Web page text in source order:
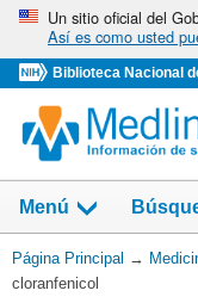
Omita
vaya
al
Contenido
Un sitio oficial del
Así es como usted
Biblioteca Nacional
Menú
campo
de
Usted
está
Página Principal →
cloranfenicol